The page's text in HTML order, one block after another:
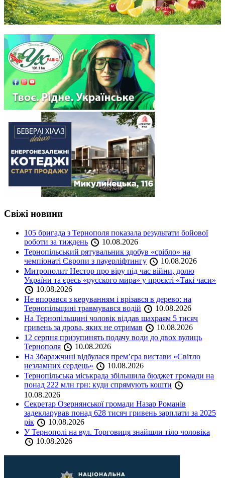
Свіжі новини
105 бригада з Тернополя показала результати бойової
роботи за тиждень
10.08.2026
Тернопільський рятувальник здобув «срібло» на
чемпіонаті Європи з пауерліфтингу
10.08.2026
Митрополит Нестор про віру під час війни, долю
України та єресь «русского мира» у проєкті «Такі часи»
10.08.2026
Не впорався з керуванням і врізався в дерево: на
Тернопільщині травмувався водій
10.08.2026
На Тернопільщині чоловік віддав шахраям 5 тисяч
гривень за дрова, яких не отримав
10.08.2026
12 серпня призупинять подачу води до двох вулиць
Тернополя
10.08.2026
На Збаражчині відбулася прем’єра вистави «Світло
незламних сердець»
10.08.2026
Тернопільська міськрада збільшила бюджет громади на
понад 222 млн грн: куди спрямують кошти
10.08.2026
Секретар Озернянської громади Назар Романів
задекларував понад 628 тисяч гривень зарплати за 2025
рік
10.08.2026
У Тернополі на вул. Торговиця знайшли тіло чоловіка
10.08.2026